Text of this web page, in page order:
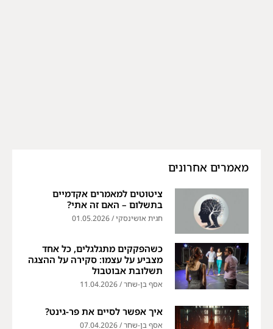
מאמרים אחרונים
ציטוטים למאמרים אקדמיים
בתשלום – האם זה אתי?
חגית אושינסקי 01.05.2026
כשהפקקים מתגלגלים, כל אחד
מצביע על עצמו: סקירה על ההצגה
תשלובת אבוטבול
אסף בן-שחר 11.04.2026
איך אפשר לסיים את פר-גינט?
אסף בן-שחר 07.04.2026